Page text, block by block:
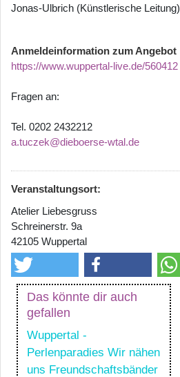
Jonas-Ulbrich (Künstlerische Leitung)
Anmeldeinformation zum Angebot
https://www.wuppertal-live.de/560412
Fragen an:
Tel. 0202 2432212
a.tuczek@dieboerse-wtal.de
Veranstaltungsort:
Atelier Liebesgruss
Schreinerstr. 9a
42105 Wuppertal
Das könnte dir auch
gefallen
Wuppertal -
Perlenparadies Wir nähen
uns Freundschaftsbänder